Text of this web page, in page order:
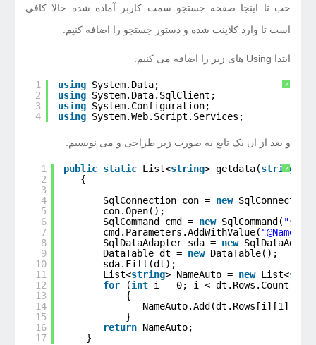
خب تا اینجا صفحه جستجو سمت کاربر آماده شده حالا کافی
است تا وارد کلاینت شده و دستور جستجو را اضافه کنیم.
ابتدا Using های زیر را اضافه می کنیم.
?
1
2
3
4
using System.Data;
using System.Data.SqlClient;
using System.Configuration;
using System.Web.Script.Services;
و بعد از ان یک تابع به صورت زیر طراحی و می نویسیم.
?
1
2
3
4
5
6
7
8
9
10
11
12
13
14
15
16
17
public static List<string> getdata(string
{
SqlConnection con = new
con.Open();
SqlCommand cmd = new SqlCommand(
cmd.Parameters.AddWithValue(
SqlDataAdapter sda = new
DataTable dt = new DataTable();
sda.Fill(dt);
List<string> NameAuto = new List<
for
(int i = 0; i < dt.Rows.Count;
{
}
return NameAuto;
}